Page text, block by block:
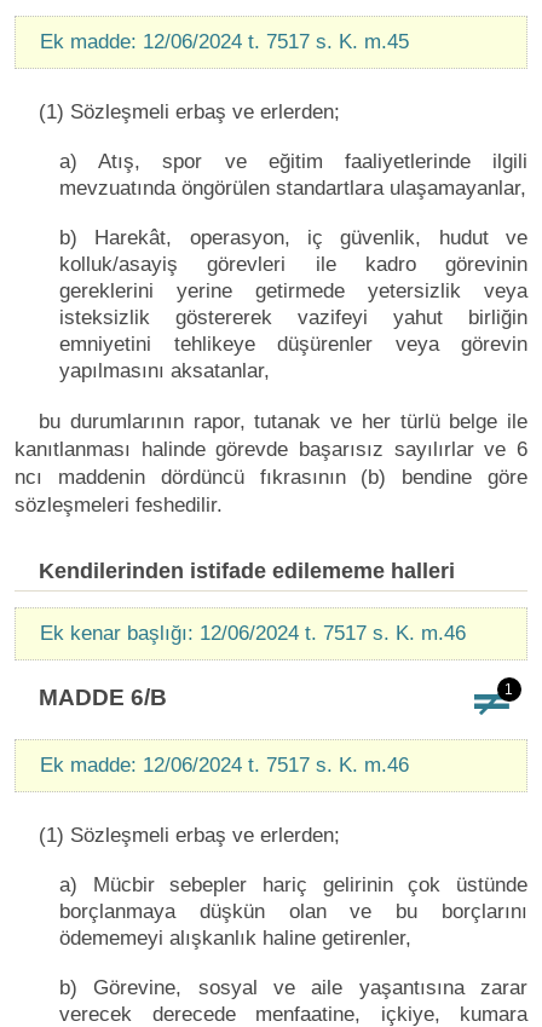
Ek madde: 12/06/2024 t. 7517 s. K. m.45
(1) Sözleşmeli erbaş ve erlerden;
a) Atış, spor ve eğitim faaliyetlerinde ilgili
mevzuatında öngörülen standartlara ulaşamayanlar,
b) Harekât, operasyon, iç güvenlik, hudut ve
kolluk/asayiş görevleri ile kadro görevinin
gereklerini yerine getirmede yetersizlik veya
isteksizlik göstererek vazifeyi yahut birliğin
emniyetini tehlikeye düşürenler veya görevin
yapılmasını aksatanlar,
bu durumlarının rapor, tutanak ve her türlü belge ile
kanıtlanması halinde görevde başarısız sayılırlar ve 6
ncı maddenin dördüncü fıkrasının (b) bendine göre
sözleşmeleri feshedilir.
Kendilerinden istifade edilememe halleri
Ek kenar başlığı: 12/06/2024 t. 7517 s. K. m.46
MADDE 6/B 1
Ek madde: 12/06/2024 t. 7517 s. K. m.46
(1) Sözleşmeli erbaş ve erlerden;
a) Mücbir sebepler hariç gelirinin çok üstünde
borçlanmaya düşkün olan ve bu borçlarını
ödememeyi alışkanlık haline getirenler,
b) Görevine, sosyal ve aile yaşantısına zarar
verecek derecede menfaatine, içkiye, kumara